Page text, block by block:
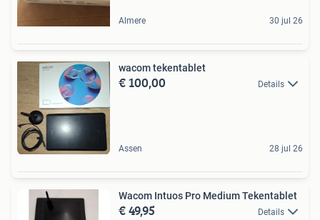
Almere 30 jul 26
wacom tekentablet
€ 100,00 Details
Assen 28 jul 26
Wacom Intuos Pro Medium Tekentablet
€ 49,95 Details